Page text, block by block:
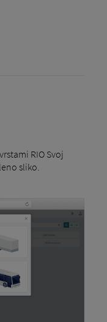
RIO Svoj
sliko.